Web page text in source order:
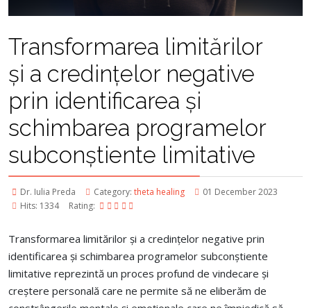
Transformarea limitărilor
și a credințelor negative
prin identificarea și
schimbarea programelor
subconștiente limitative
Dr. Iulia Preda Category: theta healing
01 December 2023
Hits: 1334
Rating:
Transformarea limitărilor și a credințelor negative prin
identificarea și schimbarea programelor subconștiente
limitative reprezintă un proces profund de vindecare și
creștere personală care ne permite să ne eliberăm de